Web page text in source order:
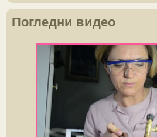
Погледни видео